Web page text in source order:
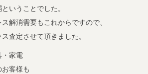
いうことでした。
解消需要もこれからですので、
査定させて頂きました。
家電
客様も